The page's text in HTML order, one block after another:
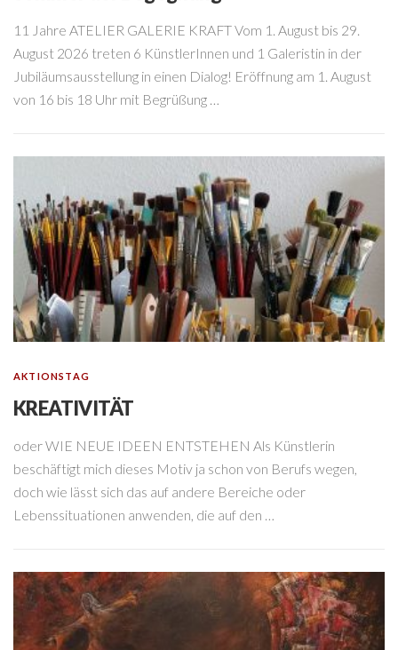
11 Jahre ATELIER GALERIE KRAFT Vom 1. August bis 29.
August 2026 treten 6 KünstlerInnen und 1 Galeristin in der
Jubiläumsausstellung in einen Dialog! Eröffnung am 1. August
von 16 bis 18 Uhr mit Begrüßung …
AKTIONSTAG
KREATIVITÄT
oder WIE NEUE IDEEN ENTSTEHEN Als Künstlerin
beschäftigt mich dieses Motiv ja schon von Berufs wegen,
doch wie lässt sich das auf andere Bereiche oder
Lebenssituationen anwenden, die auf den …